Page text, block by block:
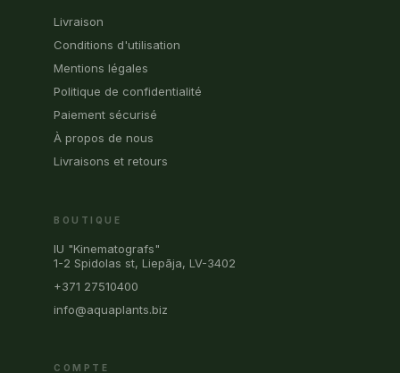
Livraison
Conditions d'utilisation
Mentions légales
Politique de confidentialité
Paiement sécurisé
À propos de nous
Livraisons et retours
BOUTIQUE
IU "Kinematografs"
1-2 Spidolas st, Liepāja, LV-3402
+371 27510400
info@aquaplants.biz
COMPTE